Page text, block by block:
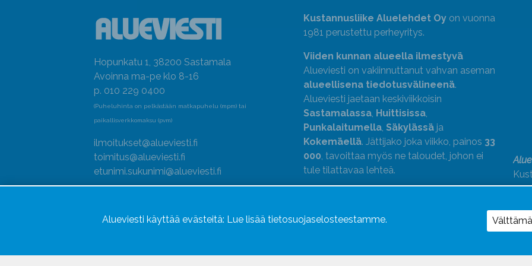
Hopunkatu 1, 38200 Sastamala
Avoinna ma-pe klo 8-16
p. 010 229 0400
(Puheluhinta on pelkästään matkapuhelu (mpm) tai
paikallisverkkomaksu (pvm)
ilmoitukset@alueviesti.fi
toimitus@alueviesti.fi
etunimi.sukunimi@alueviesti.fi
Kustannusliike Aluelehdet Oyon vuonna
1981 perustettu perheyritys.
Viiden kunnan alueella ilmestyvä
Alueviesti on vakiinnuttanut vahvan aseman
alueellisena tiedotusvälineenä.
Alueviesti jaetaan keskiviikkoisin
Sastamalassa, Huittisissa,
Punkalaitumella, Säkylässäja
Kokemäellä. Jättijako joka viikko, painos 33
000 , tavoittaa myös ne taloudet, johon ei
tule tilattavaa lehteä.
JSN:n ohjeita.
Alueviesti käyttää evästeitä: Lue lisää tietosuojaselosteestamme.